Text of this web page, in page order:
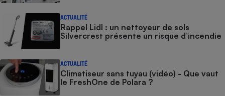
ACTUALITÉ
Rappel Lidl : un nettoyeur de sols
Silvercrest présente un risque d’incendie
ACTUALITÉ
Climatiseur sans tuyau (vidéo) - Que vaut
le FreshOne de Polara ?